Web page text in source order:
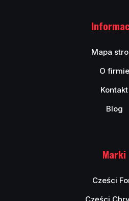
Mapa
O firmie
Kontakt
Blog
Marki
Cześci